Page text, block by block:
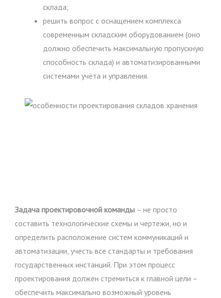
склада;
решить вопрос с оснащением комплекса
современным складским оборудованием (оно
должно обеспечить максимальную пропускную
способность склада) и автоматизированными
системами учёта и управления.
Задача проектировочной команды– не просто
составить технологические схемы и чертежи, но и
определить расположение систем коммуникаций и
автоматизации, учесть все стандарты и требования
государственных инстанций. При этом процесс
проектирования должен стремиться к главной цели –
обеспечить максимально возможный уровень